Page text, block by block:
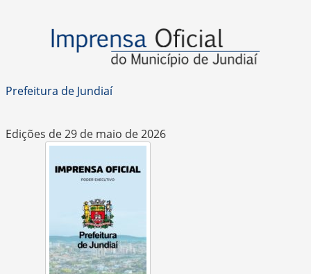
Prefeitura de Jundiaí
Edições de 29 de maio de 2026